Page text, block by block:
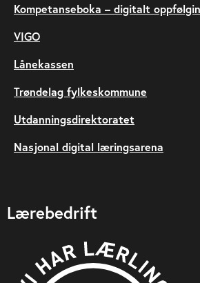
Kompetanseboka – digitalt
VIGO
Lånekassen
Trøndelag fylkeskommune
Utdanningsdirektoratet
Nasjonal digital læringsarena
Lærebedrift